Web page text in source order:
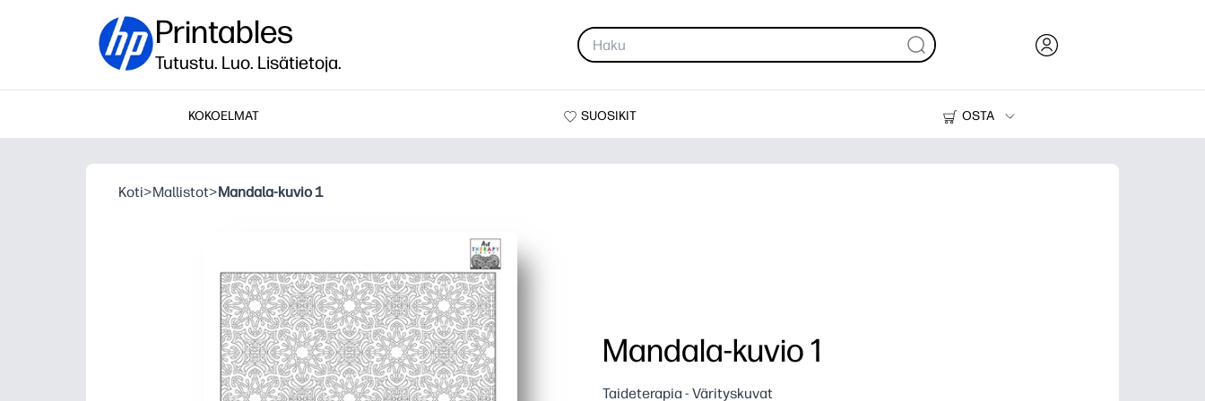
Printables
Tutustu. Luo. Lisätietoja.
KOKOELMAT SUOSIKIT
OSTA
Tulostimet
Koti>Mallistot>Mandala-kuvio 1
Mandala-kuvio 1
Taideterapia - Värityskuvat